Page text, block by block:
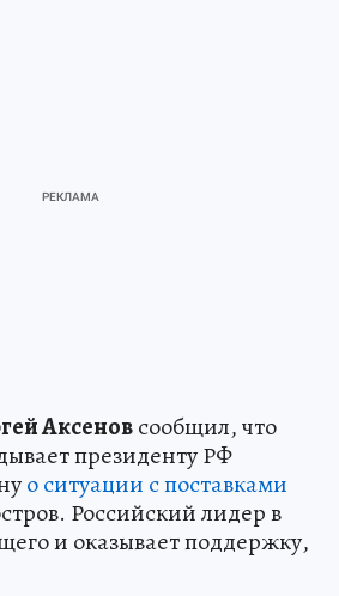
Аксеновсообщил, что
президенту РФ
о ситуации с поставками
Российский лидер в
и оказывает поддержку,